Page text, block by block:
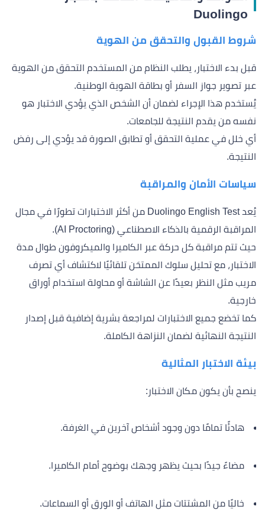
Duolingo
شروط القبول والتحقق من الهوية
قبل بدء الاختبار، يطلب النظام من المستخدم التحقق من الهوية
عبر تصوير جواز السفر أو بطاقة الهوية الوطنية.
يُستخدم هذا الإجراء لضمان أن الشخص الذي يؤدي الاختبار هو
نفسه من يقدم النتيجة للجامعات.
أي خلل في عملية التحقق أو تطابق الصورة قد يؤدي إلى رفض
النتيجة.
سياسات الأمان والمراقبة
يُعد Duolingo English Test من أكثر الاختبارات تطورًا في مجال
المراقبة الرقمية بالذكاء الاصطناعي (AI Proctoring).
حيث تتم مراقبة كل حركة عبر الكاميرا والميكروفون طوال مدة
الاختبار، مع تحليل سلوك الممتحَن تلقائيًا لاكتشاف أي تصرف
مريب مثل النظر بعيدًا عن الشاشة أو محاولة استخدام أوراق
خارجية.
كما تخضع جميع الاختبارات لمراجعة بشرية إضافية قبل إصدار
النتيجة النهائية لضمان النزاهة الكاملة.
بيئة الاختبار المثالية
ينصح بأن يكون مكان الاختبار:
هادئًا تمامًا دون وجود أشخاص آخرين في الغرفة.
مضاءً جيدًا بحيث يظهر وجهك بوضوح أمام الكاميرا.
خاليًا من المشتتات مثل الهاتف أو الورق أو السماعات.